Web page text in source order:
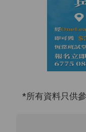
*所有資料只供